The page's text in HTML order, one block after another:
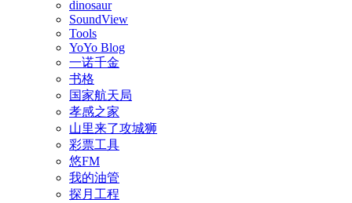
dinosaur
SoundView
Tools
YoYo Blog
一诺千金
书格
国家航天局
孝感之家
山里来了攻城狮
彩票工具
悠FM
我的油管
探月工程